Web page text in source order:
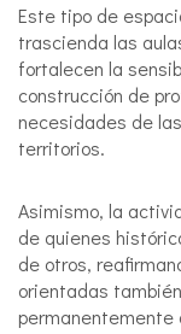
Este tipo de
trascienda las
fortalecen la
construcción de
necesidades de
territorios.
Asimismo, la
de quienes
de otros,
orientadas
permanentemente